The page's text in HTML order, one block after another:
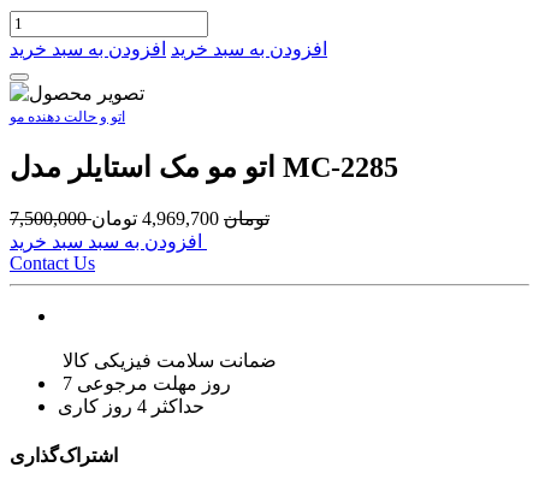
افزودن به سبد خرید افزودن به سبد خرید
اتو و حالت دهنده مو
اتو مو مک استایلر مدل MC-2285
7,500,000 تومان 4,969,700 تومان
Contact Us
ضمانت سلامت فیزیکی کالا
7 روز مهلت مرجوعی
حداکثر 4 روز کاری
اشتراک‌گذاری